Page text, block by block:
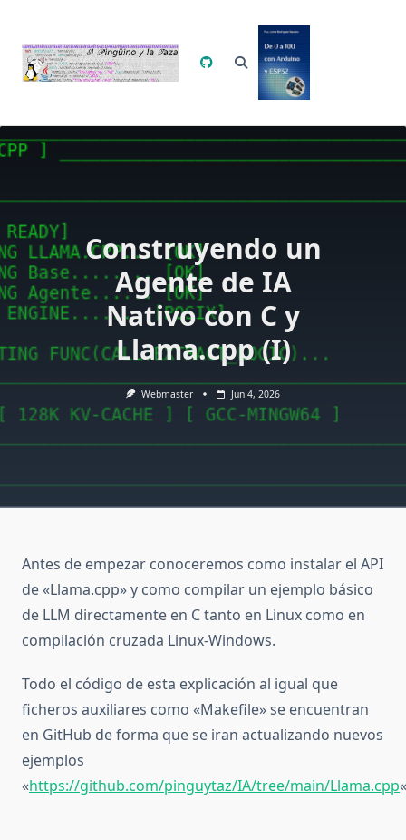
contenido
Construyendo un
Agente de IA
Nativo con C y
Llama.cpp (I)
Webmaster Jun 4, 2026
Antes de empezar conoceremos como instalar el API
de «Llama.cpp» y como compilar un ejemplo básico
de LLM directamente en C tanto en Linux como en
compilación cruzada Linux-Windows.
Todo el código de esta explicación al igual que
ficheros auxiliares como «Makefile» se encuentran
en GitHub de forma que se iran actualizando nuevos
ejemplos
«https://github.com/pinguytaz/IA/tree/main/Llama.cpp«